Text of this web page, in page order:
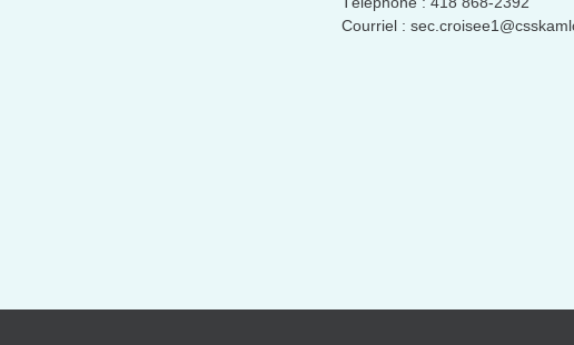
Courriel :